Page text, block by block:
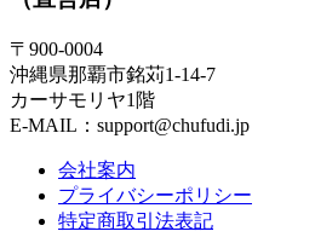
〒900-0004
沖縄県那覇市銘苅1-14-7
カーサモリヤ1階
E-MAIL：support@chufudi.jp
会社案内
プライバシーポリシー
特定商取引法表記